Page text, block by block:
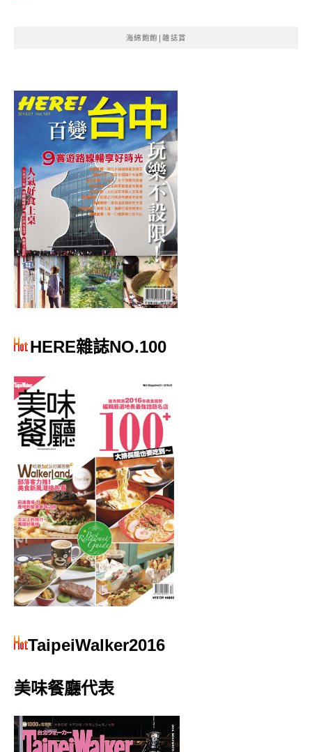
海綿飽飽|雜誌賞
HERE雜誌NO.100
TaipeiWalker2016
美味餐廳代表